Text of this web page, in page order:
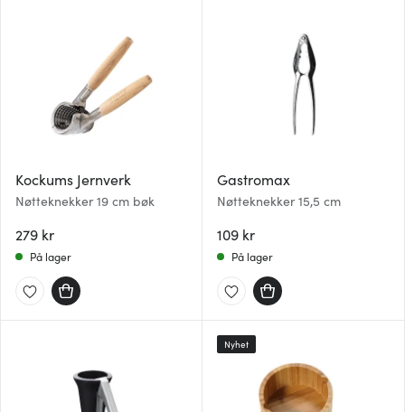
Kockums Jernverk
Nøtteknekker 19 cm bøk
279 kr
På lager
Gastromax
Nøtteknekker 15,5 cm
109 kr
På lager
Nyhet